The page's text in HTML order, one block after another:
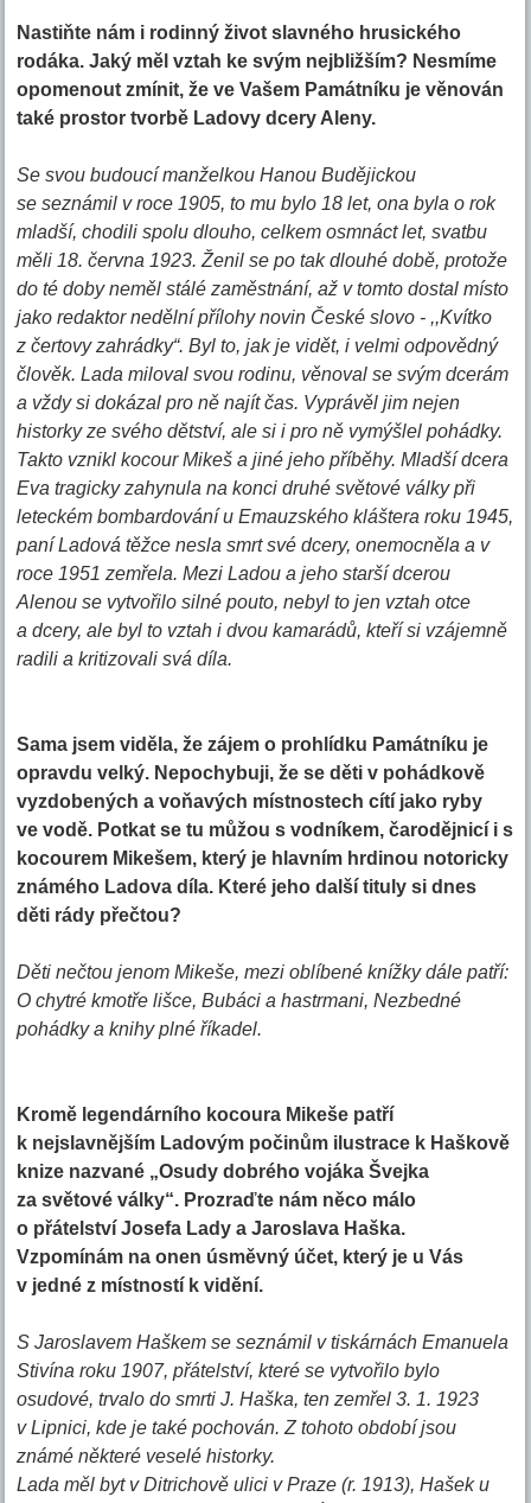
Nastiňte nám i rodinný život slavného hrusického
rodáka. Jaký měl vztah ke svým nejbližším? Nesmíme
opomenout zmínit, že ve Vašem Památníku je věnován
také prostor tvorbě Ladovy dcery Aleny.
Se svou budoucí manželkou Hanou Budějickou
se seznámil v roce 1905, to mu bylo 18 let, ona byla o rok
mladší, chodili spolu dlouho, celkem osmnáct let, svatbu
měli 18. června 1923. Ženil se po tak dlouhé době, protože
do té doby neměl stálé zaměstnání, až v tomto dostal místo
jako redaktor nedělní přílohy novin České slovo - ,,Kvítko
z čertovy zahrádky“. Byl to, jak je vidět, i velmi odpovědný
člověk. Lada miloval svou rodinu, věnoval se svým dcerám
a vždy si dokázal pro ně najít čas. Vyprávěl jim nejen
historky ze svého dětství, ale si i pro ně vymýšlel pohádky.
Takto vznikl kocour Mikeš a jiné jeho příběhy. Mladší dcera
Eva tragicky zahynula na konci druhé světové války při
leteckém bombardování u Emauzského kláštera roku 1945,
paní Ladová těžce nesla smrt své dcery, onemocněla a v
roce 1951 zemřela. Mezi Ladou a jeho starší dcerou
Alenou se vytvořilo silné pouto, nebyl to jen vztah otce
a dcery, ale byl to vztah i dvou kamarádů, kteří si vzájemně
radili a kritizovali svá díla.
Sama jsem viděla, že zájem o prohlídku Památníku je
opravdu velký. Nepochybuji, že se děti v pohádkově
vyzdobených a voňavých místnostech cítí jako ryby
ve vodě. Potkat se tu můžou s vodníkem, čarodějnicí i s
kocourem Mikešem, který je hlavním hrdinou notoricky
známého Ladova díla. Které jeho další tituly si dnes
děti rády přečtou?
Děti nečtou jenom Mikeše, mezi oblíbené knížky dále patří:
O chytré kmotře lišce, Bubáci a hastrmani, Nezbedné
pohádky a knihy plné říkadel.
Kromě legendárního kocoura Mikeše patří
k nejslavnějším Ladovým počinům ilustrace k Haškově
knize nazvané „Osudy dobrého vojáka Švejka
za světové války“. Prozraďte nám něco málo
o přátelství Josefa Lady a Jaroslava Haška.
Vzpomínám na onen úsměvný účet, který je u Vás
v jedné z místností k vidění.
S Jaroslavem Haškem se seznámil v tiskárnách Emanuela
Stivína roku 1907, přátelství, které se vytvořilo bylo
osudové, trvalo do smrti J. Haška, ten zemřel 3. 1. 1923
v Lipnici, kde je také pochován. Z tohoto období jsou
známé některé veselé historky.
Lada měl byt v Ditrichově ulici v Praze (r. 1913), Hašek u